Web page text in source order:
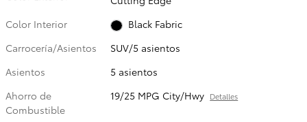
Color Interior
Black Fabric
Carrocería/Asientos
SUV/5 asientos
Asientos
5 asientos
Ahorro de
Combustible
19/25 MPG City/Hwy Detalles